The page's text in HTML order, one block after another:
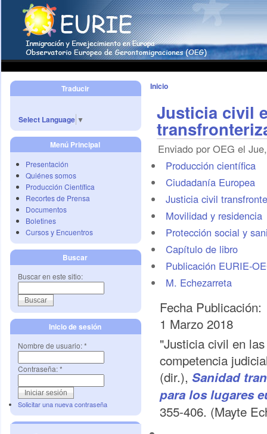
Traducir
Select Language ▼
Menú Principal
Presentación
Quiénes somos
Producción Científica
Recortes de Prensa
Documentos
Boletines
Cursos y Encuentros
Buscar
Buscar en este sitio:
Inicio de sesión
Nombre de usuario:*
Contraseña:*
Solicitar una nueva contraseña
Inicio
Justicia civil
Enviado por OEG el
Producción científica
Ciudadanía Europea
Justicia civil
Movilidad y residencia
Protección social y
Capítulo de libro
Publicación EURIE-
M. Echezarreta
Fecha Publicación:
1 Marzo 2018
"Justicia civil en
competencia
(dir.), Sanidad
para los lugares
355-406. (Mayte